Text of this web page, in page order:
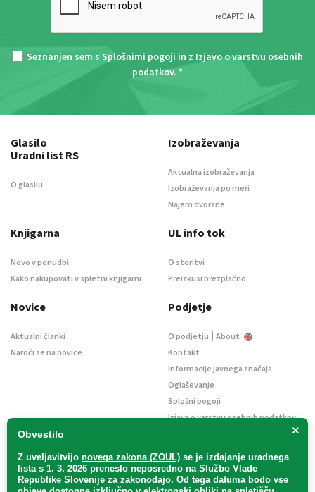
Seznanjen sem s Splošnimi pogoji in z Izjavo o varstvu osebnih
podatkov. *
×
Obvestilo
Z uveljavitvijo novega zakona (ZOUL) se je izdajanje uradnega
lista s 1. 3. 2026 preneslo neposredno na Službo Vlade
Republike Slovenije za zakonodajo. Od tega datuma bodo vse
Glasilo
Uradni list RS
O glasilu
Izobraževanja
Aktualna izobraževanja
Izobraževanja po meri
Najem dvorane
Knjigarna
Novo v ponudbi
Kako nakupovati v spletni knjigarni
UL info tok
O storitvi
Preizkusi brezplačno
Novice
Aktualni članki
Naroči se na novice
Podjetje
O podjetju | About
Kontakt
Informacije javnega značaja
Oglaševanje
Splošni pogoji
Izjava o varstvu osebnih podatkov